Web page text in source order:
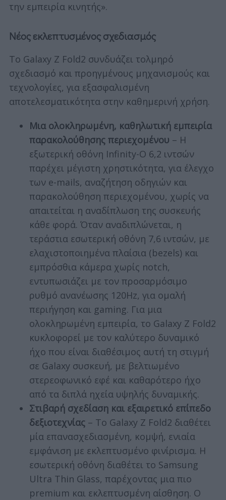
την εμπειρία κινητής».
Νέος εκλεπτυσμένος σχεδιασμός
Το Galaxy Z Fold2 συνδυάζει τολμηρό
σχεδιασμό και προηγμένους μηχανισμούς και
τεχνολογίες, για εξασφαλισμένη
αποτελεσματικότητα στην καθημερινή χρήση.
Μια ολοκληρωμένη, καθηλωτική εμπειρία
παρακολούθησης περιεχομένου – Η
εξωτερική οθόνη Infinity-O 6,2 ιντσών
παρέχει μέγιστη χρηστικότητα, για έλεγχο
των e-mails, αναζήτηση οδηγιών και
παρακολούθηση περιεχομένου, χωρίς να
απαιτείται η αναδίπλωση της συσκευής
κάθε φορά. Όταν αναδιπλώνεται, η
τεράστια εσωτερική οθόνη 7,6 ιντσών, με
ελαχιστοποιημένα πλαίσια (bezels) και
εμπρόσθια κάμερα χωρίς notch,
εντυπωσιάζει με τον προσαρμόσιμο
ρυθμό ανανέωσης 120Hz, για ομαλή
περιήγηση και gaming. Για μια
ολοκληρωμένη εμπειρία, το Galaxy Z Fold2
κυκλοφορεί με τον καλύτερο δυναμικό
ήχο που είναι διαθέσιμος αυτή τη στιγμή
σε Galaxy συσκευή, με βελτιωμένο
στερεοφωνικό εφέ και καθαρότερο ήχο
από τα διπλά ηχεία υψηλής δυναμικής.
Στιβαρή σχεδίαση και εξαιρετικό επίπεδο
δεξιοτεχνίας– Tο Galaxy Z Fold2 διαθέτει
μία επανασχεδιασμένη, κομψή, ενιαία
εμφάνιση με εκλεπτυσμένο φινίρισμα. Η
εσωτερική οθόνη διαθέτει το Samsung
Ultra Thin Glass, παρέχοντας μια πιο
premium και εκλεπτυσμένη αίσθηση. Ο